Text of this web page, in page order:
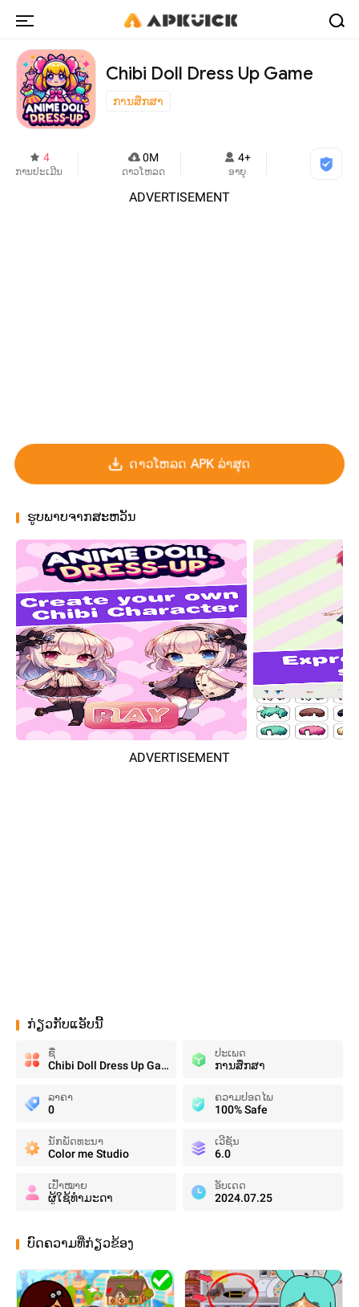
Chibi Doll Dress Up Game
ການສຶກສາ
4
ການປະເມີນ
0M
ດາວໂຫລດ
4+
ອາຍຸ
ADVERTISEMENT
ດາວໂຫລດ APK ລ່າສຸດ
ຮູບພາບຈາກສະຫວັນ
ADVERTISEMENT
ກ່ຽວກັບແອັບນີ້
ຊື່
Chibi Doll Dress Up Game
ປະເພດ
ການສຶກສາ
ລາຄາ
0
ຄວາມປອດໄພ
100% Safe
ນັກພັດທະນາ
Color me Studio
ເວີຊັນ
6.0
ເປົ້າໝາຍ
ຜູ້ໃຊ້ທໍາມະດາ
ອັບເດດ
2024.07.25
ບົດຄວາມທີ່ກ່ຽວຂ້ອງ